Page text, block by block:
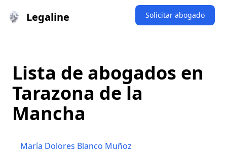
Legaline Solicitar abogado
Lista de abogados en
Tarazona de la
Mancha
María Dolores Blanco Muñoz